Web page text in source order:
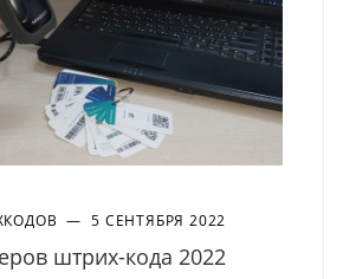
— 5 СЕНТЯБРЯ 2022
штрих-кода 2022